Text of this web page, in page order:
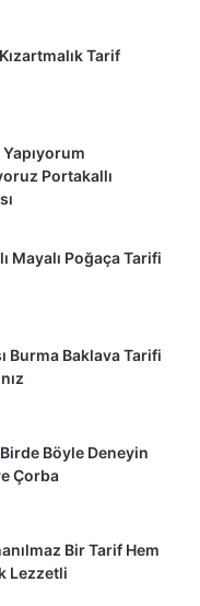
Tarif
Portakallı
Mayalı Poğaça Tarifi
Burma Baklava Tarifi
Böyle Deneyin
Çorba
Bir Tarif Hem
Lezzetli